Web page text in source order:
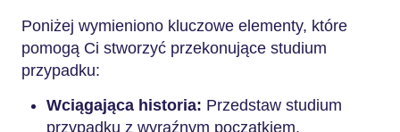
Poniżej wymieniono kluczowe elementy, które
pomogą Ci stworzyć przekonujące studium
przypadku:
Wciągająca historia: Przedstaw studium
przypadku z wyraźnym początkiem,